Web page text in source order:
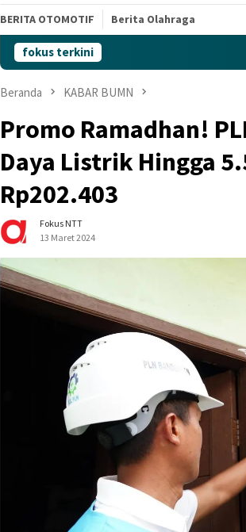
BERITA OTOMOTIF Berita Olahraga
fokus terkini
Beranda KABAR BUMN
Promo Ramadhan!
Daya Listrik Hingga
Rp202.403
Fokus NTT
13 Maret 2024